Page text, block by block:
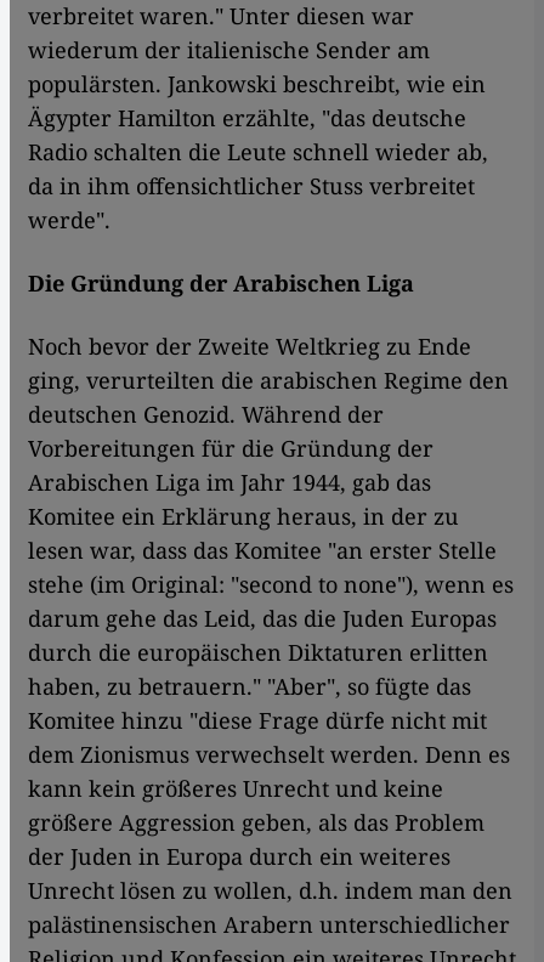
verbreitet waren." Unter diesen war
wiederum der italienische Sender am
populärsten. Jankowski beschreibt, wie ein
Ägypter Hamilton erzählte, "das deutsche
Radio schalten die Leute schnell wieder ab,
da in ihm offensichtlicher Stuss verbreitet
werde".
Die Gründung der Arabischen Liga
Noch bevor der Zweite Weltkrieg zu Ende
ging, verurteilten die arabischen Regime den
deutschen Genozid. Während der
Vorbereitungen für die Gründung der
Arabischen Liga im Jahr 1944, gab das
Komitee ein Erklärung heraus, in der zu
lesen war, dass das Komitee "an erster Stelle
stehe (im Original: "second to none"), wenn es
darum gehe das Leid, das die Juden Europas
durch die europäischen Diktaturen erlitten
haben, zu betrauern." "Aber", so fügte das
Komitee hinzu "diese Frage dürfe nicht mit
dem Zionismus verwechselt werden. Denn es
kann kein größeres Unrecht und keine
größere Aggression geben, als das Problem
der Juden in Europa durch ein weiteres
Unrecht lösen zu wollen, d.h. indem man den
palästinensischen Arabern unterschiedlicher